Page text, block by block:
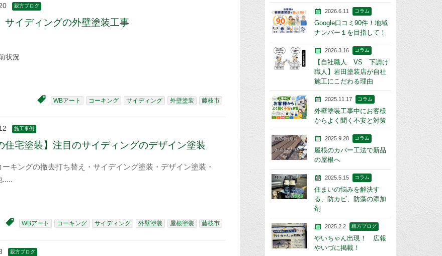
親方ブログ
サイディングの外壁塗装工事
状況
WBアート コーキング サイディング 外壁塗装 藤枝市
施工事例
住宅塗装】注目のサイディングのデザイン塗装
キングの撤去打ち替え・サイデイング塗装・デザイン塗装・
WBアート コーキング サイディング 外壁塗装 屋根塗装 藤枝市
親方ブログ
2026.6.11 コラム
Google口コミ90件！地域
ナンバー１を目指して！
2026.3.16 コラム
【自社職人 VS 下請け
職人】岩田塗装店が自社
施工にこだわる理由
2025.11.17 コラム
外壁塗装工事中にお客様
からよく聞く不安と対策
2025.9.28 コラム
屋根のカバー工法で新品
の屋根へ
2025.5.15 コラム
住まいの悩みを解決す
る、防カビ、防藻の添加
剤
2025.2.2 親方ブログ
やいちゃん出現！ 広報
やいづに掲載！